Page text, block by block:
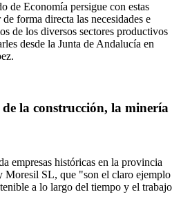
de Economía persigue con estas
forma directa las necesidades e
de los diversos sectores productivos
desde la Junta de Andalucía en
la construcción, la minería
empresas históricas en la provincia
Moresil SL, que "son el claro ejemplo
a lo largo del tiempo y el trabajo